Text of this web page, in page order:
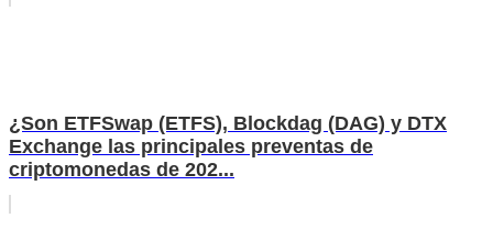
¿Son ETFSwap (ETFS), Blockdag (DAG) y DTX
Exchange las principales preventas de
criptomonedas de 202...